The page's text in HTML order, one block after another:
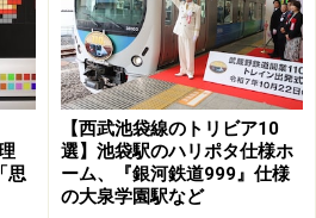
思
【西武池袋線のトリビア10
選】池袋駅のハリポタ仕様ホ
ーム、『銀河鉄道999』仕様
の大泉学園駅など